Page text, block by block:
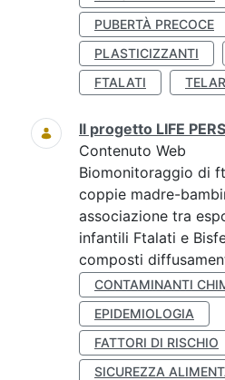
PUBERTÀ PRECOCE
PLASTICIZZANTI
FTALATI
Il progetto LIFE
Contenuto Web
Biomonitoraggio di
coppie madre-
associazione tra
infantili Ftalati e
composti
CONTAMINANTI
EPIDEMIOLOGIA
FATTORI DI RISCHIO
SICUREZZA